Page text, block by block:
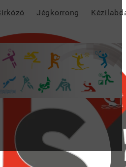
Jégkorrong